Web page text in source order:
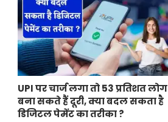
UPI पर चार्ज लगा तो 53 प्रतिशत लोग
बना सकते हैं दूरी, क्या बदल सकता है
डिजिटल पेमेंट का तरीका ?